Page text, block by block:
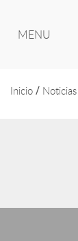
MENU
Inicio / Noticias